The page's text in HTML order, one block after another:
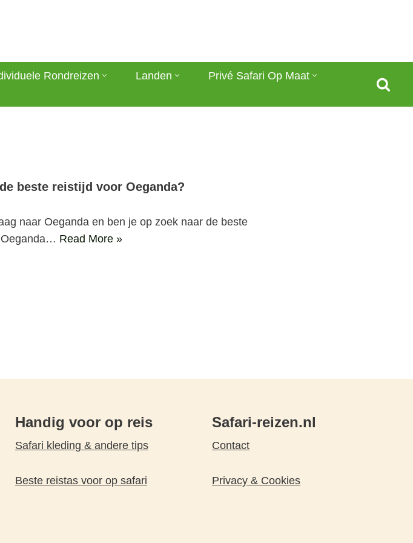
Rondreizen Landen
Privé Safari Op Maat
beste reistijd voor Oeganda?
naar Oeganda en ben je op zoek naar de beste
Read More »
Handig voor op reis
Safari kleding & andere tips
Beste reistas voor op safari
Safari-reizen.nl
Contact
Privacy & Cookies